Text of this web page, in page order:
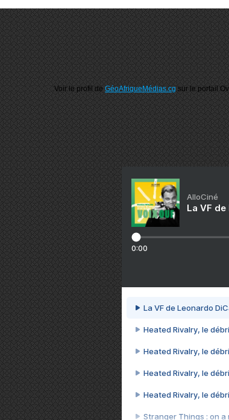
Voir le profil deGéoAfriqueMédias.cgsur le portail
AlloCiné
La VF
0:00
La VF de Leonardo
Heated Rivalry, le
Heated Rivalry, le
Heated Rivalry, le
Heated Rivalry, le
Stranger Things : on a